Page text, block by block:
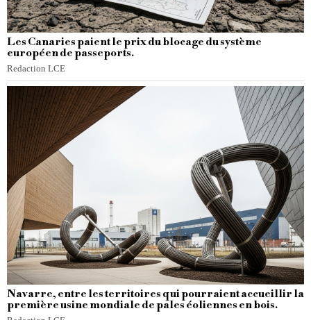
Les Canaries paient le prix du blocage du système
européen de passeports.
Redaction LCE
Navarre, entre les territoires qui pourraient accueillir la
première usine mondiale de pales éoliennes en bois.